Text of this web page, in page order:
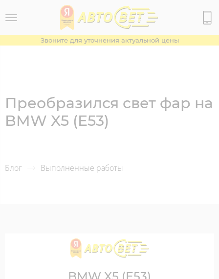
Звоните для уточнения актуальной цены
Преобразился свет фар на
BMW X5 (E53)
Блог Выполненные работы